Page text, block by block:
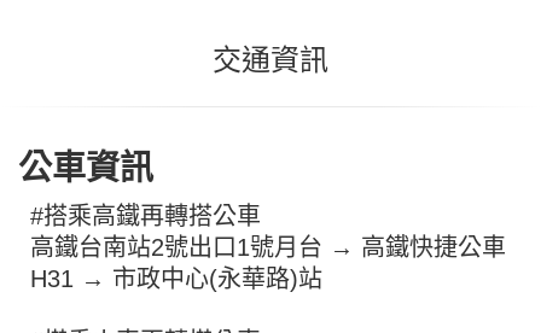
交通資訊
公車資訊
#搭乘高鐵再轉搭公車
高鐵台南站2號出口1號月台 → 高鐵快捷公車
H31 → 市政中心(永華路)站